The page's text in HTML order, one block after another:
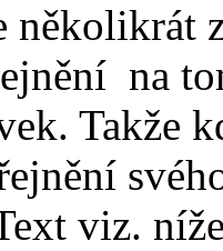
na
Takže
viz.